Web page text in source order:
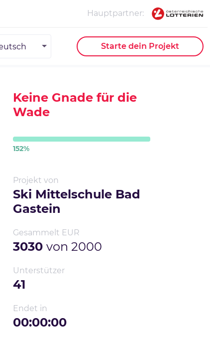
Hauptpartner
Starte dein Projekt
Keine Gnade für die
Wade
152%
Projekt von
Ski Mittelschule Bad
Gastein
Gesammelt EUR
3030 von 2000
Unterstützer
41
Endet in
00:00:00